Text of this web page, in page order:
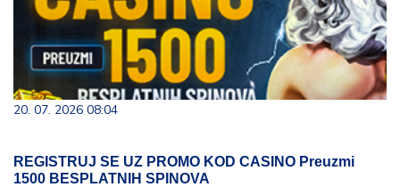
20. 07. 2026 08:04
REGISTRUJ SE UZ PROMO KOD CASINO Preuzmi
1500 BESPLATNIH SPINOVA